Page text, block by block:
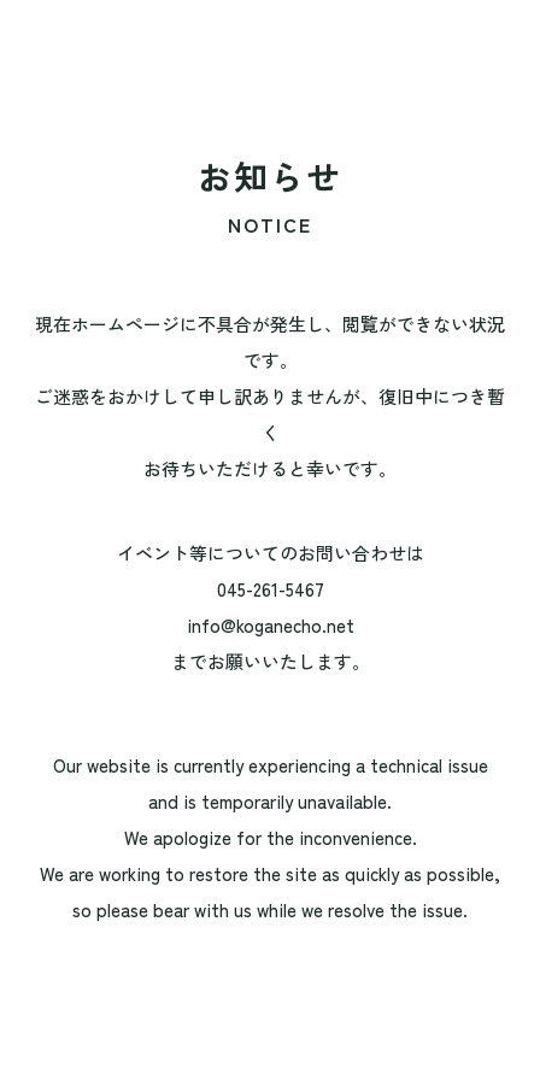
お知らせ
NOTICE
現在ホームページに不具合が発生し、閲覧ができない状況
です。
ご迷惑をおかけして申し訳ありませんが、復旧中につき暫
く
お待ちいただけると幸いです。
イベント等についてのお問い合わせは
045-261-5467
info@koganecho.net
までお願いいたします。
Our website is currently experiencing a technical issue
and is temporarily unavailable.
We apologize for the inconvenience.
We are working to restore the site as quickly as possible,
so please bear with us while we resolve the issue.